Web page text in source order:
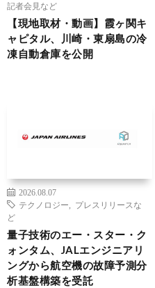
記者会見など
【現地取材・動画】霞ヶ関キ
ャピタル、川崎・東扇島の冷
凍自動倉庫を公開
2026.08.07
テクノロジー
プレスリリースな
ど
量子技術のエー・スター・ク
ォンタム、JALエンジニアリ
ングから航空機の故障予測分
析基盤構築を受託